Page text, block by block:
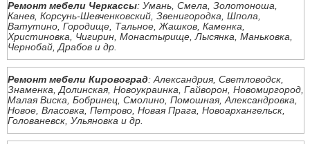
Ремонт мебели Черкассы: Умань, Смела, Золотоноша,
Канев, Корсунь-Шевченковский, Звенигородка, Шпола,
Ватутино, Городище, Тальное, Жашков, Каменка,
Христиновка, Чигирин, Монастырище, Лысянка, Маньковка,
Чернобай, Драбов и др.
Ремонт мебели Кировоград: Александрия, Светловодск,
Знаменка, Долинская, Новоукраинка, Гайворон, Новомиргород,
Малая Виска, Бобринец, Смолино, Помошная, Александровка,
Новое, Власовка, Петрово, Новая Прага, Новоархангельск,
Голованевск, Ульяновка и др.